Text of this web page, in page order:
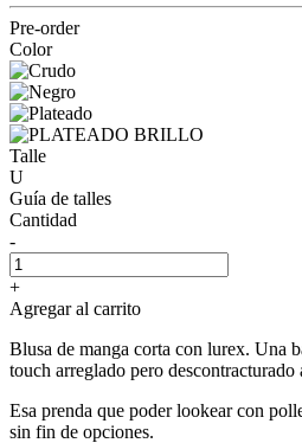
Pre-order
Color
Talle
U
Guía de talles
Cantidad
-
+
Agregar al carrito
Blusa de manga corta con lurex. Una
touch arreglado pero descontracturado
Esa prenda que poder lookear con
sin fin de opciones.